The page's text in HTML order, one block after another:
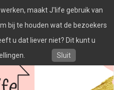
maakt J'life gebruik van
bij te houden wat de bezoekers
u dat liever niet? Dit kunt u
Sluit